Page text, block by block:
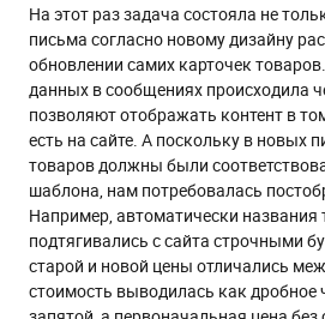
На этот раз задача состояла не
письма согласно новому дизайну
обновлении самих карточек
данных в сообщениях происходила
позволяют отображать контент в
есть на сайте. А поскольку в новых
товаров должны были
шаблона, нам потребовалась
Например, автоматически названия
подтягивались с сайта строчными
старой и новой цены отличались
стоимость выводилась как дробное